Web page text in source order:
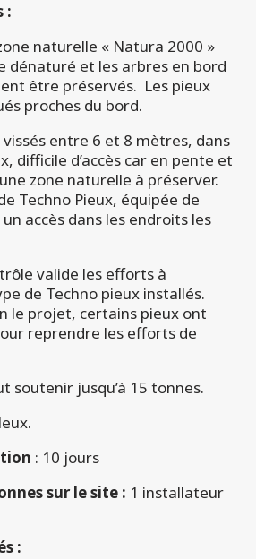
:
naturelle « Natura 2000 »
dénaturé et les arbres en bord
être préservés. Les pieux
proches du bord.
vissés entre 6 et 8 mètres, dans
difficile d’accès car en pente et
zone naturelle à préserver.
Techno Pieux, équipée de
accès dans les endroits les
valide les efforts à
de Techno pieux installés.
le projet, certains pieux ont
reprendre les efforts de
soutenir jusqu’à 15 tonnes.
: 10 jours
sur le site : 1 installateur
: